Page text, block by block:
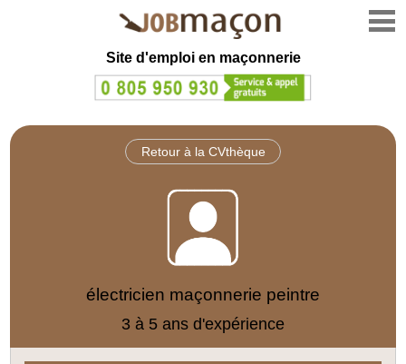
Site d'emploi en maçonnerie
Retour à la CVthèque
électricien maçonnerie peintre
3 à 5 ans d'expérience